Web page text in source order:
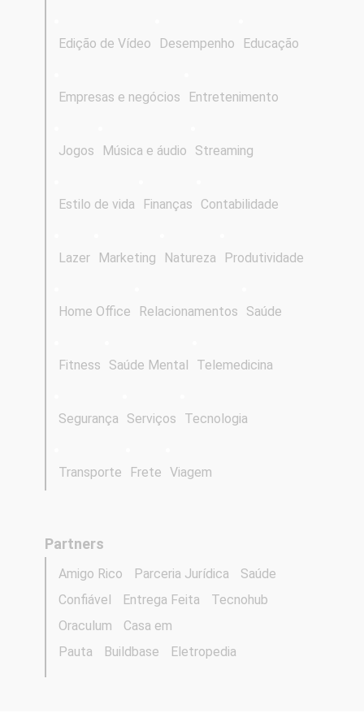
Edição de Vídeo Desempenho Educação
Empresas e negócios Entretenimento
Jogos Música e áudio Streaming
Estilo de vida Finanças Contabilidade
Lazer Marketing Natureza Produtividade
Home Office Relacionamentos Saúde
Fitness Saúde Mental Telemedicina
Segurança Serviços Tecnologia
Transporte Frete Viagem
Partners
Amigo Rico Parceria Jurídica
Saúde
Confiável
Entrega Feita
Tecnohub
Oraculum
Casa em
Pauta
Buildbase Eletropedia